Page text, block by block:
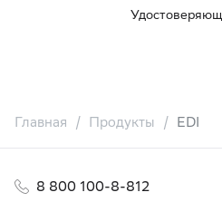
Главная Продукты EDI
8 800 100-8-812